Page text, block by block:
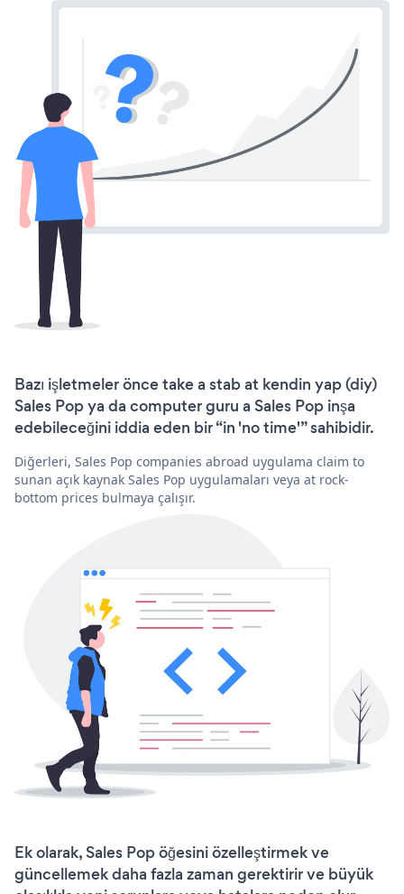
Bazı işletmeler önce take a stab at kendin yap (diy)
Sales Pop ya da computer guru a Sales Pop inşa
edebileceğini iddia eden bir “in 'no time'” sahibidir.
Diğerleri, Sales Pop companies abroad uygulama claim to
sunan açık kaynak Sales Pop uygulamaları veya at rock-
bottom prices bulmaya çalışır.
Ek olarak, Sales Pop öğesini özelleştirmek ve
güncellemek daha fazla zaman gerektirir ve büyük